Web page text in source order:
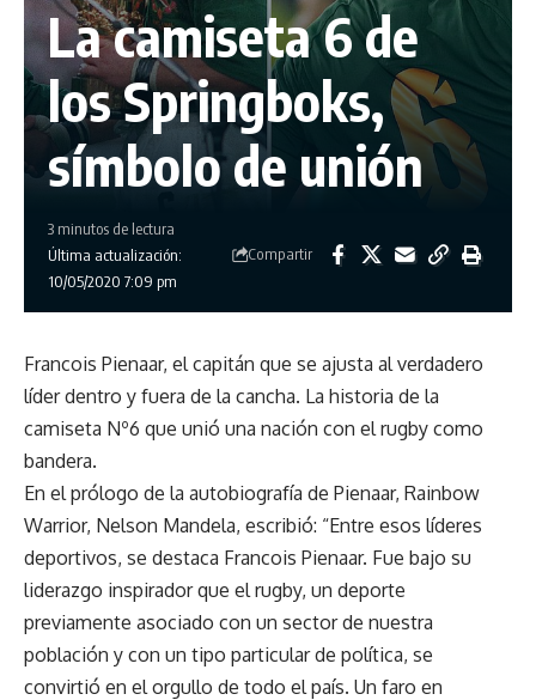
La camiseta 6 de
los Springboks,
símbolo de unión
Última actualización:
10/05/2020 7:09 pm
3 minutos de lectura
Compartir
Francois Pienaar, el capitán que se ajusta al verdadero
líder dentro y fuera de la cancha. La historia de la
camiseta Nº6 que unió una nación con el rugby como
bandera.
En el prólogo de la autobiografía de Pienaar, Rainbow
Warrior, Nelson Mandela, escribió: “Entre esos líderes
deportivos, se destaca Francois Pienaar. Fue bajo su
liderazgo inspirador que el rugby, un deporte
previamente asociado con un sector de nuestra
población y con un tipo particular de política, se
convirtió en el orgullo de todo el país. Un faro en